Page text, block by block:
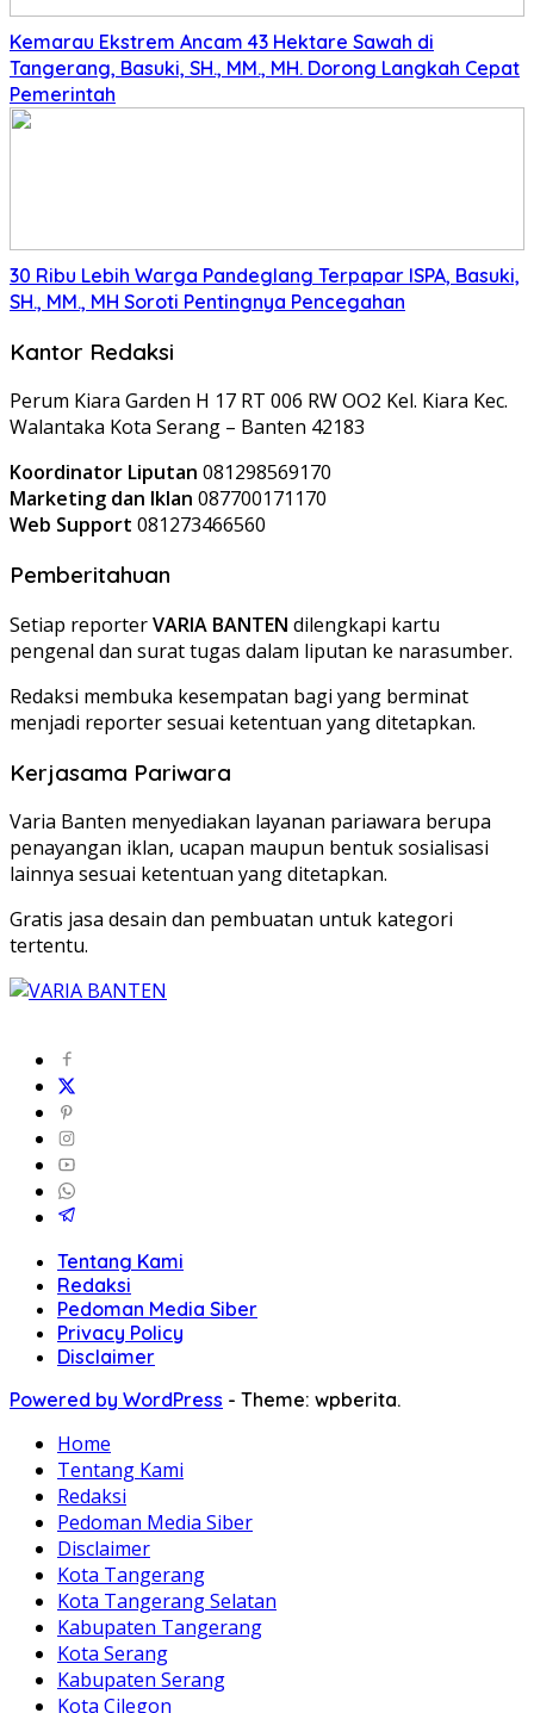
Kemarau Ekstrem Ancam 43 Hektare Sawah di
Tangerang, Basuki, SH., MM., MH. Dorong Langkah Cepat
Pemerintah
30 Ribu Lebih Warga Pandeglang Terpapar ISPA, Basuki,
SH., MM., MH Soroti Pentingnya Pencegahan
Kantor Redaksi
Perum Kiara Garden H 17 RT 006 RW OO2 Kel. Kiara Kec.
Walantaka Kota Serang – Banten 42183
Koordinator Liputan 081298569170
Marketing dan Iklan 087700171170
Web Support 081273466560
Pemberitahuan
Setiap reporterVARIA BANTEN dilengkapi kartu
pengenal dan surat tugas dalam liputan ke narasumber.
Redaksi membuka kesempatan bagi yang berminat
menjadi reporter sesuai ketentuan yang ditetapkan.
Kerjasama Pariwara
Varia Banten menyediakan layanan pariawara berupa
penayangan iklan, ucapan maupun bentuk sosialisasi
lainnya sesuai ketentuan yang ditetapkan.
Gratis jasa desain dan pembuatan untuk kategori
tertentu.
Tentang Kami
Redaksi
Pedoman Media Siber
Privacy Policy
Disclaimer
Powered by WordPress - Theme: wpberita.
Home
Tentang Kami
Redaksi
Pedoman Media Siber
Disclaimer
Kota Tangerang
Kota Tangerang Selatan
Kabupaten Tangerang
Kota Serang
Kabupaten Serang
Kota Cilegon